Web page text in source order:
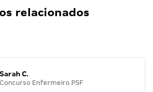
relacionados
Sarah C.
Concurso Enfermeiro PSF